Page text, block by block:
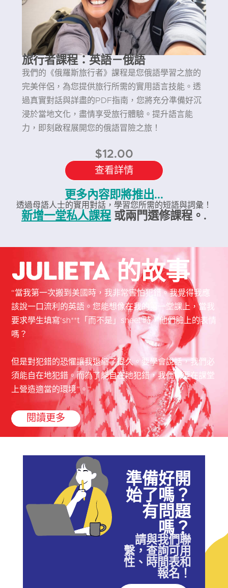
旅行者課程：英語－俄語
我們的《俄羅斯旅行者》課程是您俄語學習之旅的
完美伴侶，為您提供旅行所需的實用語言技能。透
過真實對話與詳盡的PDF指南，您將充分準備好沉
浸於當地文化，盡情享受旅行體驗。提升語言能
力，即刻啟程展開您的俄語冒險之旅！
$12.00
查看詳情
更多內容即將推出...
透過母語人士的實用對話，學習您所需的短語與詞彙！
新增一堂私人課程或兩門選修課程。.
Julieta 的故事
“當我第一次搬到美國時，我非常害怕犯錯。我覺得我應
該說一口流利的英語。您能想像在我的第一堂課上，當我
要求學生填寫'sh**t「而不是」sheet'時，他們臉上的表情
嗎？
但是對犯錯的恐懼讓我退縮了很久。要學會說話，我們必
須能自在地犯錯。而為了能自在地犯錯，我們需要在課堂
上營造適當的環境”。”
閱讀更多
準備好開
始了嗎？
有問題
嗎？
請與我們聯
繫，查詢可用
性、時間表和
報名！